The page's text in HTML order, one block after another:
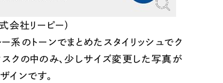
会社リーピー）
系のトーンでまとめたスタイリッシュでク
クの中のみ、少しサイズ変更した写真が
インです。